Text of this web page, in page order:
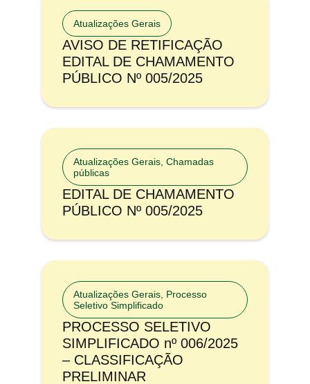
Atualizações Gerais
AVISO DE RETIFICAÇÃO
EDITAL DE CHAMAMENTO
PÚBLICO Nº 005/2025
Atualizações Gerais Chamadas
públicas
EDITAL DE CHAMAMENTO
PÚBLICO Nº 005/2025
Atualizações Gerais Processo
Seletivo Simplificado
PROCESSO SELETIVO
SIMPLIFICADO nº 006/2025
– CLASSIFICAÇÃO
PRELIMINAR